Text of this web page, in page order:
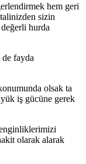
hem geri
sizin
değerli hurda
fayda
olsak ta
iş gücüne gerek
olarak alarak